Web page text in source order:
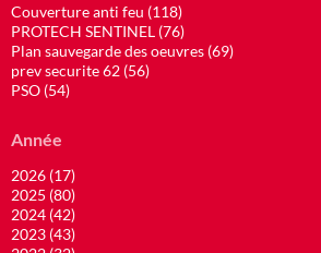
Couverture anti feu (118)
PROTECH SENTINEL (76)
Plan sauvegarde des oeuvres (69)
prev securite 62 (56)
PSO (54)
Année
2026 (17)
2025 (80)
2024 (42)
2023 (43)